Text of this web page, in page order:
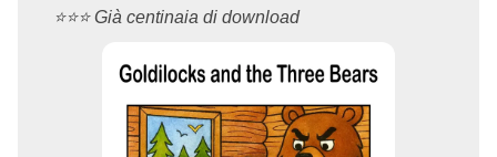
⭐️⭐️⭐️ Già centinaia di download